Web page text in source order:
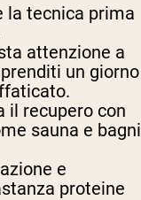
la tecnica prima
attenzione a
un giorno
il recupero con
sauna e bagni
e
proteine